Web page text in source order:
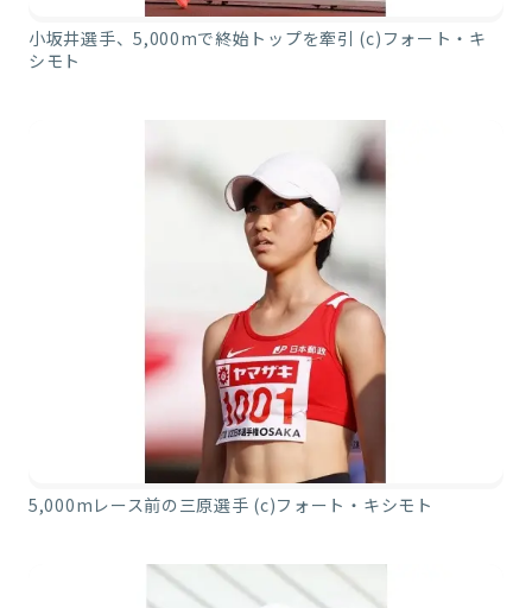
小坂井選手、5,000mで終始トップを牽引 (c)フォート・キ
シモト
5,000mレース前の三原選手 (c)フォート・キシモト